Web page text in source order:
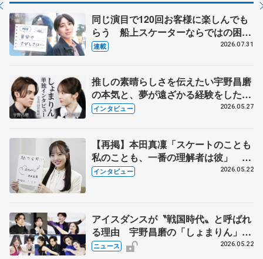
同じ演目で120回お客様に楽しんでも
らう 船上スケーターならではの困難
とは 影響あったPIW前キャプテン松
連載 2026.07.31
推しの素晴らしさを伝えたい宇野昌磨
の本気と、夢が遠ざかる経験をした本
田真凜の覚悟
インタビュー 2026.05.27
【再掲】本田真凜「スケートのことも
私のことも、一番の理解者は彼」 引
退時の単独インタビューで語った競技
インタビュー 2026.05.22
アイスダンスが〝戦国時代〟と呼ばれ
る理由 宇野昌磨の「しょまりん」ら
実力者が相次いで参戦 国内の競争激
ニュース 2026.05.22